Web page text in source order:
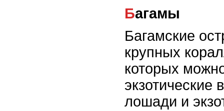
Багамы
Багамские
крупных
которых
экзотические
лошади и